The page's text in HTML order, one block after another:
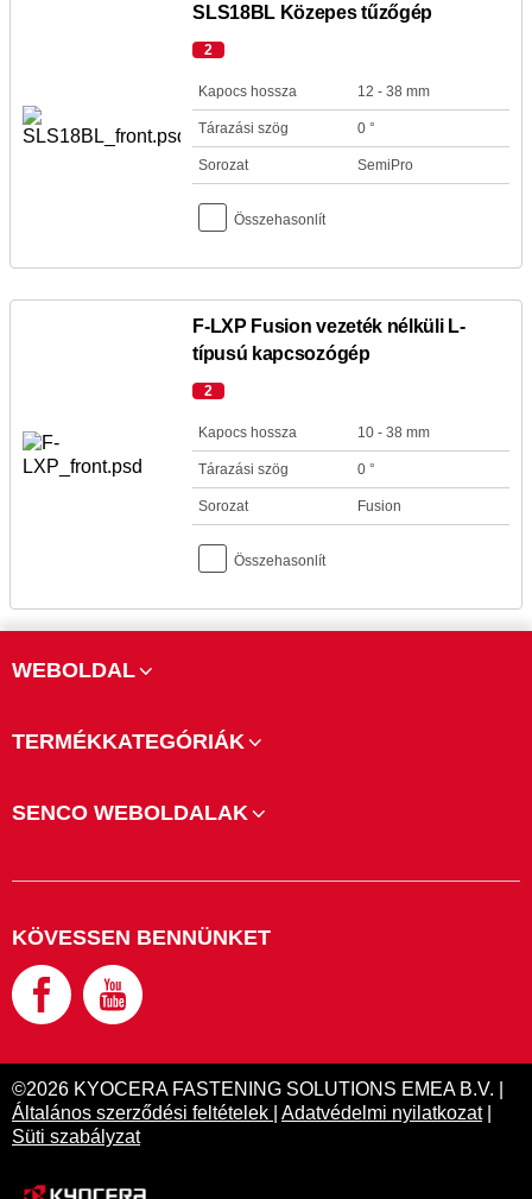
SLS18BL Közepes tűzőgép
2
Kapocs hossza 12 - 38 mm
Tárazási szög 0 °
Sorozat SemiPro
Összehasonlít
F-LXP Fusion vezeték nélküli L-
típusú kapcsozógép
2
Kapocs hossza 10 - 38 mm
Tárazási szög 0 °
Sorozat Fusion
Összehasonlít
WEBOLDAL
TERMÉKKATEGÓRIÁK
SENCO WEBOLDALAK
KÖVESSEN BENNÜNKET
©2026 KYOCERA FASTENING SOLUTIONS EMEA B.V. |
Általános szerződési feltételek
Adatvédelmi nyilatkozat|
Süti szabályzat